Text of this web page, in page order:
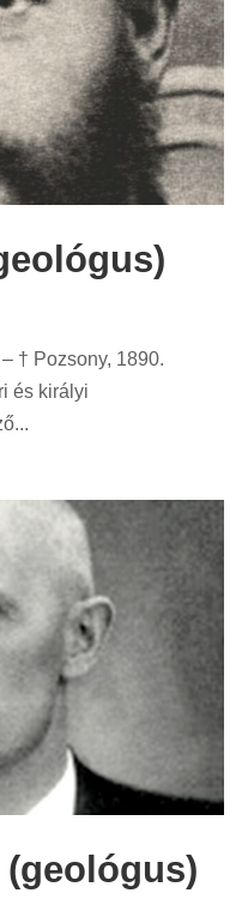
† Pozsony, 1890.
és királyi